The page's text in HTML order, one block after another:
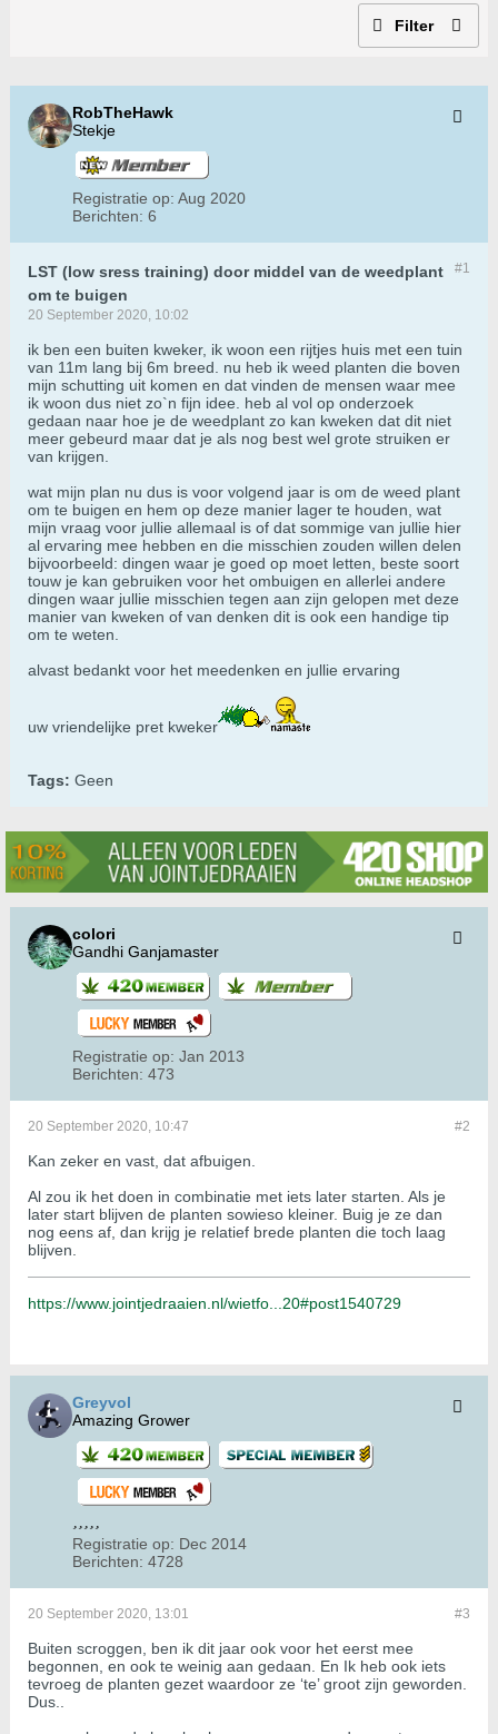
Filter
RobTheHawk
Stekje
Registratie op: Aug 2020
Berichten: 6
#1
LST (low sress training) door middel van de weedplant
om te buigen
20 September 2020, 10:02
ik ben een buiten kweker, ik woon een rijtjes huis met een tuin
van 11m lang bij 6m breed. nu heb ik weed planten die boven
mijn schutting uit komen en dat vinden de mensen waar mee
ik woon dus niet zo`n fijn idee. heb al vol op onderzoek
gedaan naar hoe je de weedplant zo kan kweken dat dit niet
meer gebeurd maar dat je als nog best wel grote struiken er
van krijgen.
wat mijn plan nu dus is voor volgend jaar is om de weed plant
om te buigen en hem op deze manier lager te houden, wat
mijn vraag voor jullie allemaal is of dat sommige van jullie hier
al ervaring mee hebben en die misschien zouden willen delen
bijvoorbeeld: dingen waar je goed op moet letten, beste soort
touw je kan gebruiken voor het ombuigen en allerlei andere
dingen waar jullie misschien tegen aan zijn gelopen met deze
manier van kweken of van denken dit is ook een handige tip
om te weten.
alvast bedankt voor het meedenken en jullie ervaring
uw vriendelijke pret kweker
Tags: Geen
colori
Gandhi Ganjamaster
Registratie op: Jan 2013
Berichten: 473
#2
20 September 2020, 10:47
Kan zeker en vast, dat afbuigen.
Al zou ik het doen in combinatie met iets later starten. Als je
later start blijven de planten sowieso kleiner. Buig je ze dan
nog eens af, dan krijg je relatief brede planten die toch laag
blijven.
https://www.jointjedraaien.nl/wietfo...20#post1540729
Greyvol
Amazing Grower
Registratie op: Dec 2014
Berichten: 4728
#3
20 September 2020, 13:01
Buiten scroggen, ben ik dit jaar ook voor het eerst mee
begonnen, en ook te weinig aan gedaan. En Ik heb ook iets
tevroeg de planten gezet waardoor ze ‘te’ groot zijn geworden.
Dus..